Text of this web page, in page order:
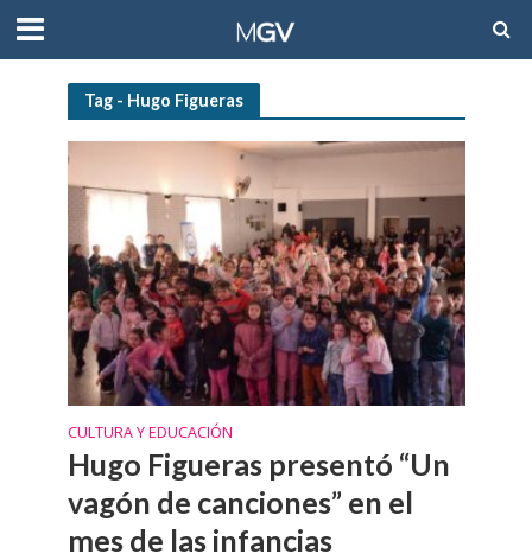
Tag - Hugo Figueras
CULTURA Y EDUCACIÓN
Hugo Figueras presentó “Un
vagón de canciones” en el
mes de las infancias